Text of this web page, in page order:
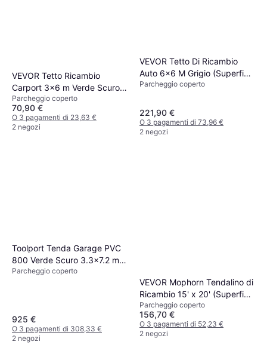
VEVOR Tetto Ricambio
Carport 3x6 m Verde Scuro
(Superficie edificio )
Parcheggio coperto
70,90 €
O 3 pagamenti di 23,63 €
2 negozi
VEVOR Tetto Di Ricambio
Auto 6x6 M Grigio (Superficie
edificio )
Parcheggio coperto
221,90 €
O 3 pagamenti di 73,96 €
2 negozi
Toolport Tenda Garage PVC
800 Verde Scuro 3.3x7.2 m
(Superficie edificio )
Parcheggio coperto
925 €
O 3 pagamenti di 308,33 €
2 negozi
VEVOR Mophorn Tendalino di
Ricambio 15' x 20' (Superficie
edificio )
Parcheggio coperto
156,70 €
O 3 pagamenti di 52,23 €
2 negozi